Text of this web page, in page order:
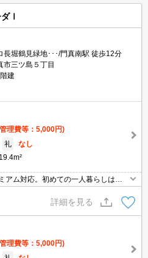
Ⅰ
長堀鶴見緑地･･･/門真南駅 徒歩12分
市三ツ島５丁目
建
理費等：5,000円)
礼
なし
19.4m²
アム対応。初めての一人暮らしはこ
詳細を見る
理費等：5,000円)